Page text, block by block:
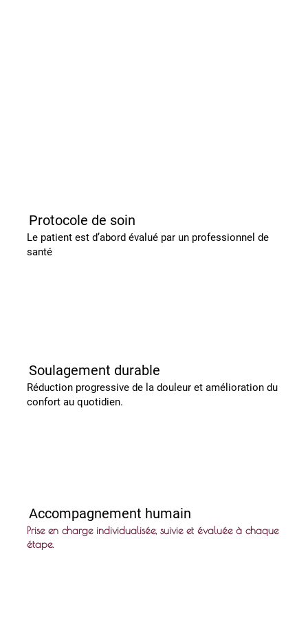
Protocole de soin
Le patient est d’abord évalué par un professionnel de
santé
Soulagement durable
Réduction progressive de la douleur et amélioration du
confort au quotidien.
Accompagnement humain
Prise en charge individualisée, suivie et évaluée à chaque
étape.